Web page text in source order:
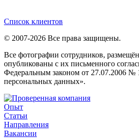
Список клиентов
© 2007-2026 Все права защищены.
Все фотографии сотрудников,
опубликованы с их письменного
Федеральным законом от 27.07.2006
персональных данных».
Опыт
Статьи
Направления
Вакансии